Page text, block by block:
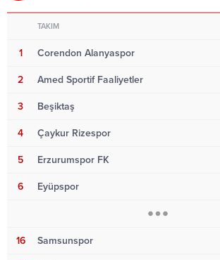
TAKIM
1 Corendon Alanyaspor
2 Amed Sportif Faaliyetler
3 Beşiktaş
4 Çaykur Rizespor
5 Erzurumspor FK
6 Eyüpspor
16 Samsunspor